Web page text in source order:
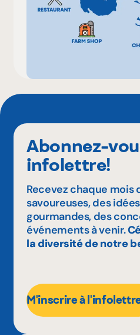
Abonnez-
infolettre!
Recevez chaque mois
savoureuses, des
gourmandes, des
événements à venir.
la diversité de notre
M'inscrire à